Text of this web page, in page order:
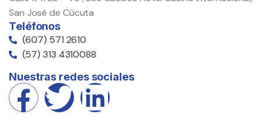
San José de Cúcuta
Teléfonos
(607) 571 2610
(57) 313 4310088
Nuestras redes sociales